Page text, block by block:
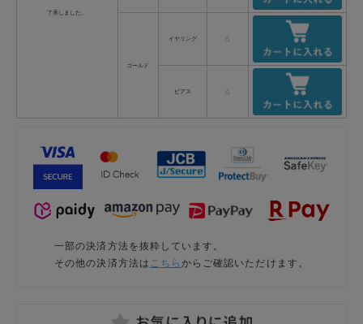
了承しました。
ゴールド
イヤリング △
ピアス △
一部の決済方法を抜粋しています。
その他の決済方法は こちら からご確認いただけます。